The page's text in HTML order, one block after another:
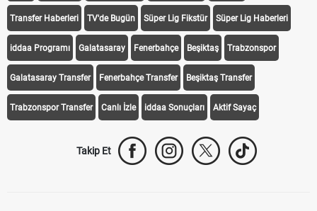
iddaa Canlı Skor Puan Durumu Canlı Anlatım At Yarışı
Transfer Haberleri TV'de Bugün Süper Lig Fikstür Süper Lig Haberleri
iddaa Programı Galatasaray Fenerbahçe Beşiktaş Trabzonspor
Galatasaray Transfer Fenerbahçe Transfer Beşiktaş Transfer
Trabzonspor Transfer Canlı İzle iddaa Sonuçları Aktif Sayaç